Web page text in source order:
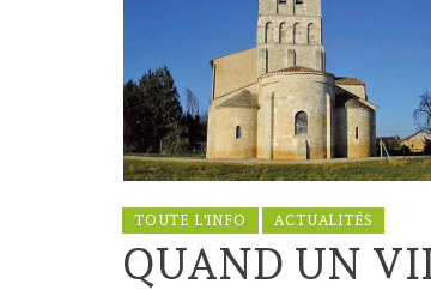
TOUTE L'INFO ACTUALITÉS
QUAND UN